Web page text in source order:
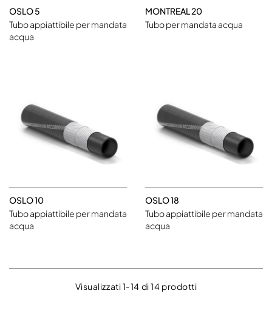
OSLO 5
Tubo appiattibile per mandata
acqua
MONTREAL 20
Tubo per mandata acqua
OSLO 10
Tubo appiattibile per mandata
acqua
OSLO 18
Tubo appiattibile per mandata
acqua
Visualizzati 1-14 di 14 prodotti